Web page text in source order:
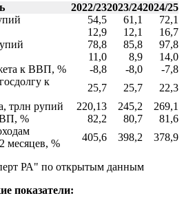
2022/232023/242024/25
54,5 61,1
72,1
12,9 12,1
16,7
78,8 85,8
97,8
11,0 8,9
14,0
к ВВП, %
-8,8 -8,0
-7,8
к
25,7 25,7
22,3
трлн рупий
220,13 245,2
269,1
%
82,2 80,7
81,6
месяцев, %
405,6 398,2 378,9
РА" по открытым данным
показатели: